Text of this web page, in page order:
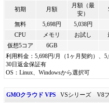
初期 月額
月額（最
安）
無料 5,698円 5,038円
CPU
メモリ お試し
仮想5コア
6GB
利用料金：5,698円/月（1ヶ月契約）、
30日返金保証有
OS：Linux、Windowsから選択可
GMOクラウド VPS VSシリーズ V8